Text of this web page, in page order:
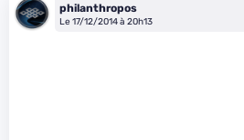
philanthropos
Le 17/12/2014 à 20h13